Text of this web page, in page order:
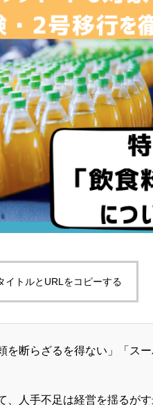
イトルとURLをコピーする
を断らざるを得ない」「ス
、人手不足は経営を揺るが